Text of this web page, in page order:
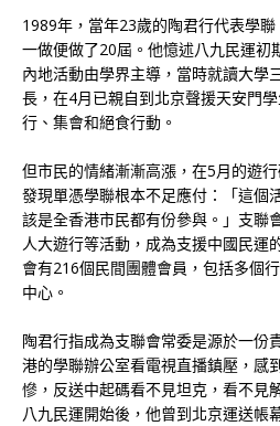
1989年，當年23歲的陶君行代表學聯
一做便做了20屆。他憶述八九民運初
內地活動由學界主導，當時就讀大學
長，在4月已親自到北京聲援天安門
行、集會和絕食行動。
但市民的情緒漸漸高漲，在5月的遊
發現單憑學聯根本不足應付：「這個
該是全香港市民都有份參與。」支聯
人大遊行等活動，成為支援中國民運
會有216個民間團體會員，包括多個
中心。
陶君行指成為支聯會常委是源於一份
港的學聯辦公室看電視直播鎮壓，感
慘，反送中起碼看不見坦克，看不見
八九民運開始後，他曾到北京運送帳